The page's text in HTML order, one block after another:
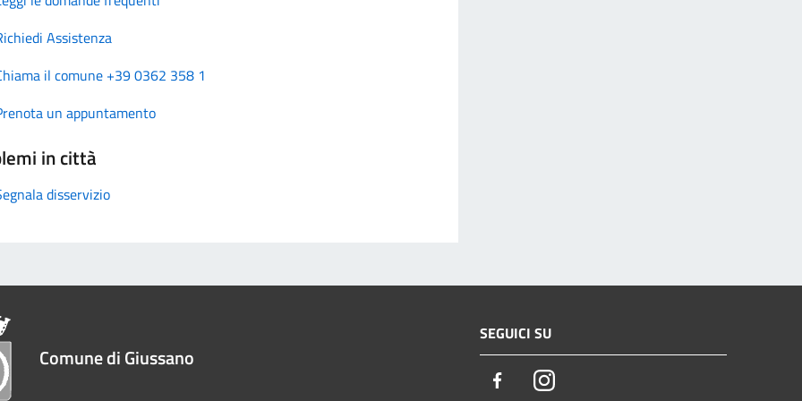
Assistenza
il comune +39 0362 358 1
un appuntamento
in città
disservizio
Comune di Giussano
SEGUICI SU
FacebookInstagram